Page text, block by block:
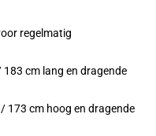
regelmatig
cm lang en dragende
173 cm hoog en dragende